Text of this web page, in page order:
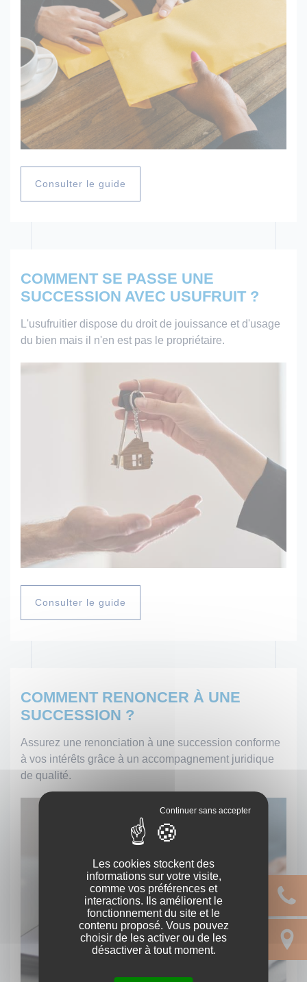
Consulter le guide
COMMENT SE PASSE UNE
SUCCESSION AVEC USUFRUIT ?
L'usufruitier dispose du droit de jouissance et d'usage
du bien mais il n'en est pas le propriétaire.
Consulter le guide
COMMENT RENONCER À UNE
SUCCESSION ?
Assurez une renonciation à une succession conforme
à vos intérêts grâce à un accompagnement juridique
de qualité.
Les cookies stockent des
informations sur votre visite,
comme vos préférences et
interactions. Ils améliorent le
fonctionnement du site et le
contenu proposé. Vous pouvez
choisir de les activer ou de les
désactiver à tout moment.